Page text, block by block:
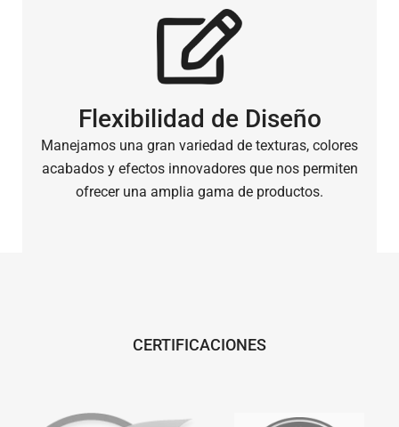
Flexibilidad de Diseño
Manejamos una gran variedad de texturas, colores
acabados y efectos innovadores que nos permiten
ofrecer una amplia gama de productos.
CERTIFICACIONES